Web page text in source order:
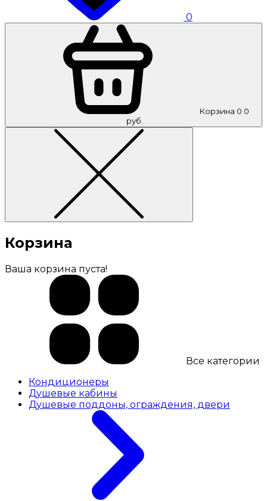
0
Корзина 0 0
руб.
Корзина
Ваша корзина пуста!
Все категории
Кондиционеры
Душевые кабины
Душевые поддоны, ограждения, двери